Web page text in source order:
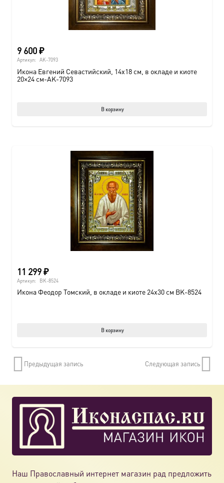
9 600₽
Артикул: AK-7093
Икона Евгений Севастийский, 14х18 см, в окладе и киоте
20×24 см-AK-7093
В корзину
11 299₽
Артикул: BK-8524
Икона Феодор Томский, в окладе и киоте 24х30 см BK-8524
В корзину
Предыдущая запись Следующая запись
Наш Православный интернет магазин рад предложить